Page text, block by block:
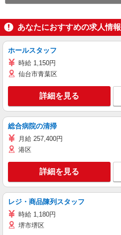
あなたにおすすめの求人情報
ホールスタッフ
時給 1,150円
仙台市青葉区
詳細を見る
総合病院の清掃
月給 257,400円
港区
詳細を見る
レジ・商品陳列スタッフ
時給 1,180円
堺市堺区